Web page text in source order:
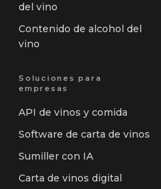
del vino
Contenido de alcohol del
vino
Soluciones para
empresas
API de vinos y comida
Software de carta de vinos
Sumiller con IA
Carta de vinos digital